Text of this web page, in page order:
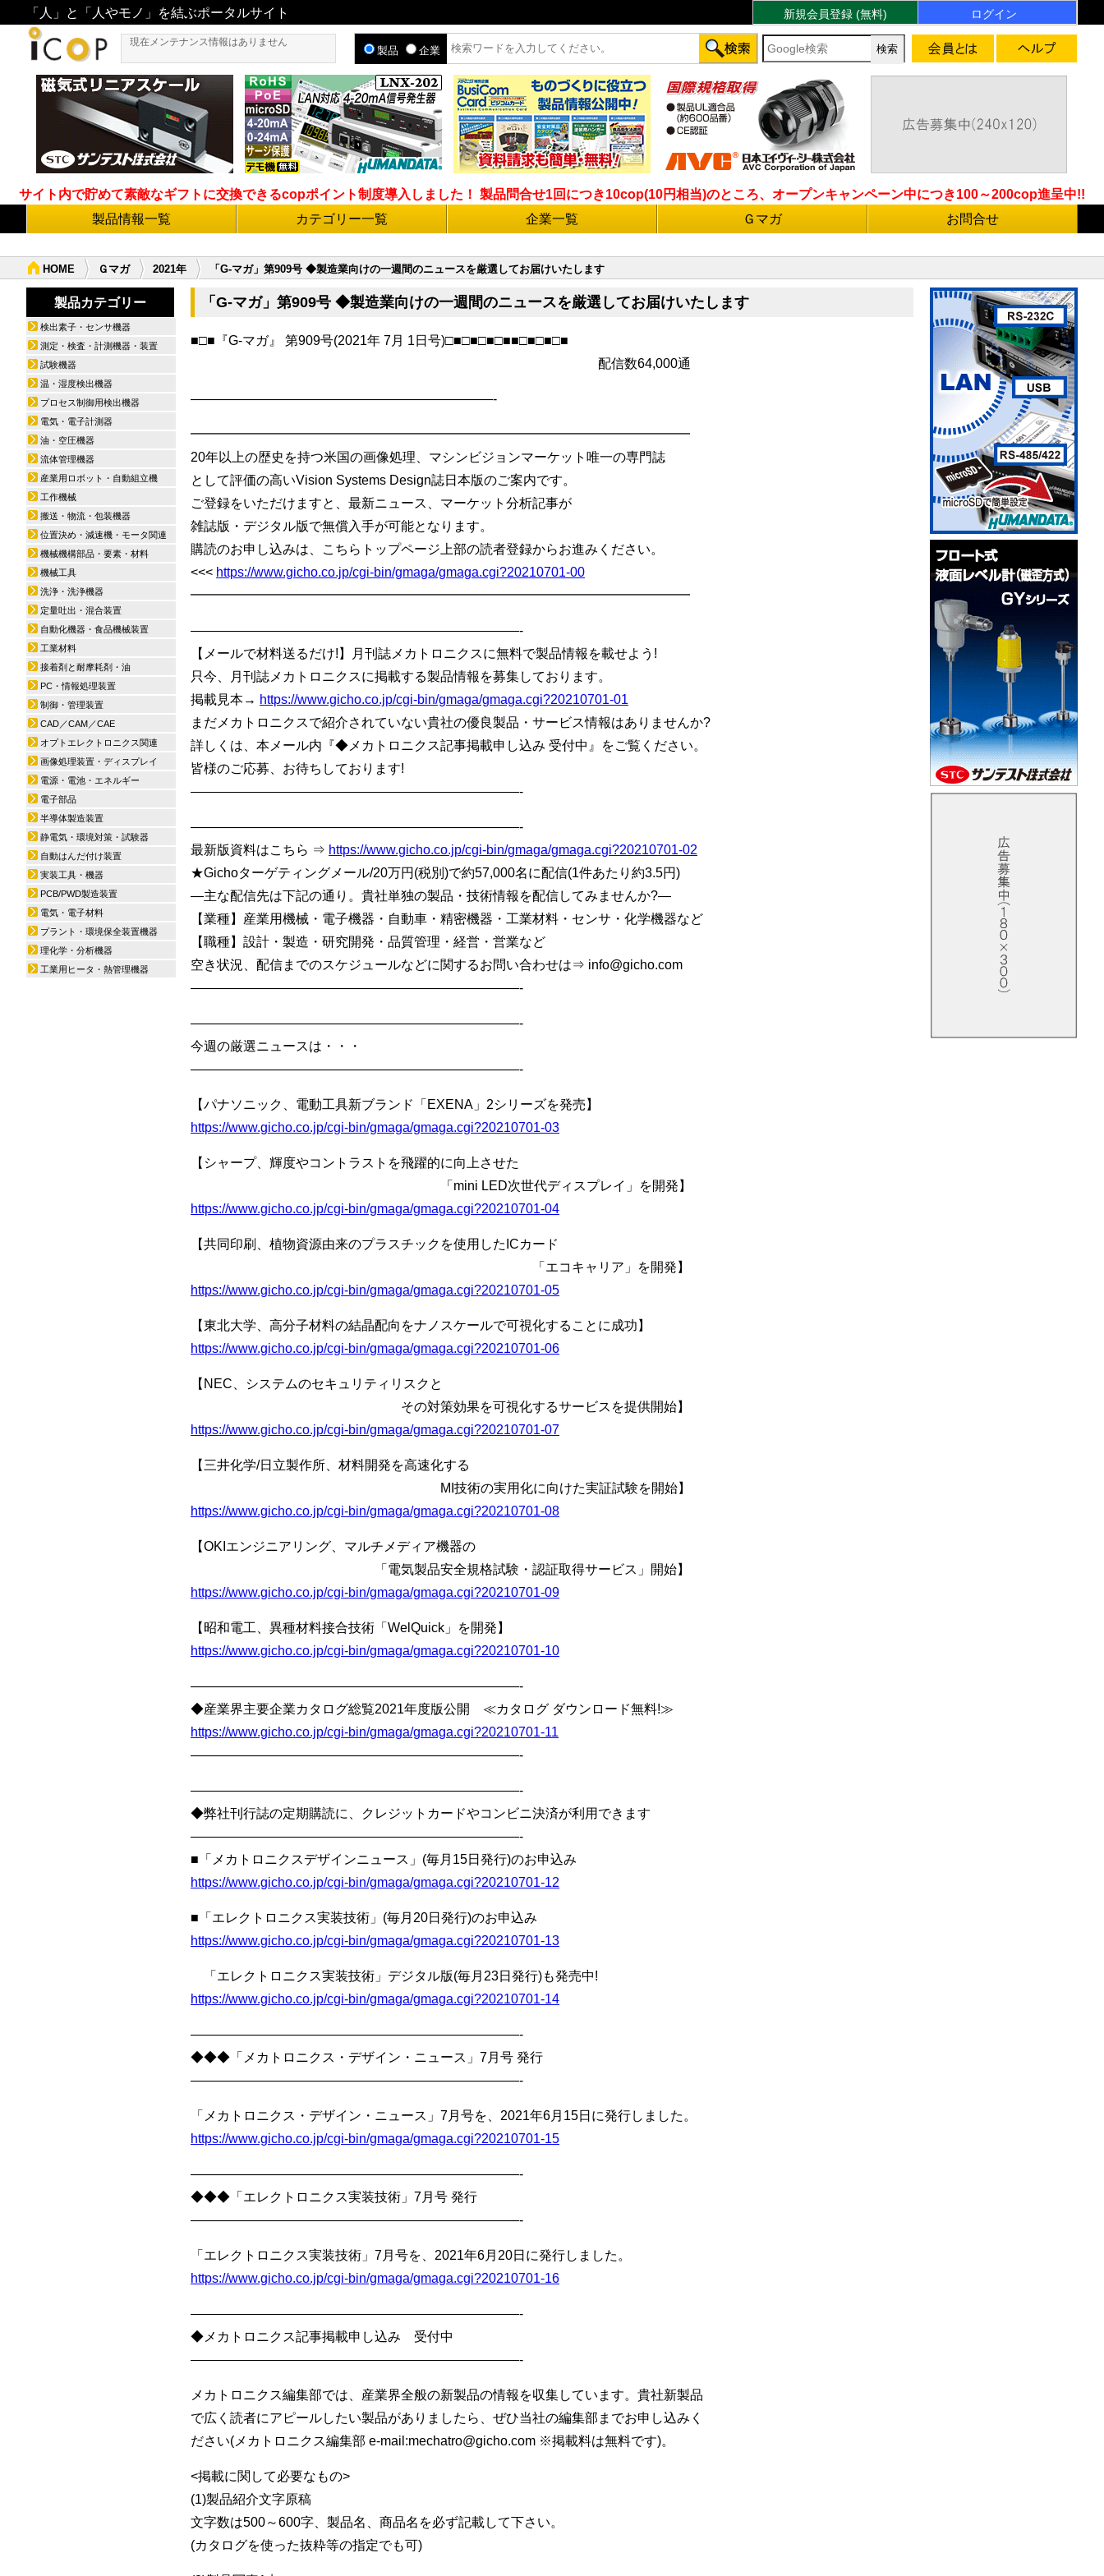
「人」と「人やモノ」を結ぶポータルサイト ログイン
新規会員登録 (無料)
現在メンテナンス情報はありません
製品 企業
サイト内で貯めて素敵なギフトに交換できるcopポイント制度導入しました！ 製品問合せ1回につき10cop(10円相当)のところ、オープンキャンペーン中につき100～200cop進呈中!!
製品情報一覧
カテゴリー一覧 企業一覧 Ｇマガ お問合せ
HOME Ｇマガ 2021年 「G-マガ」第909号 ◆製造業向けの一週間のニュースを厳選してお届けいたします
「G-マガ」第909号 ◆製造業向けの一週間のニュースを厳選してお届けいたします
■□■『G-マガ』 第909号(2021年 7月 1日号)□■□■□■□■■□■□■□■
配信数64,000通
———————————————————————-
━━━━━━━━━━━━━━━━━━━━━━━━━━━━━━━━━━━━━━
20年以上の歴史を持つ米国の画像処理、マシンビジョンマーケット唯一の専門誌
として評価の高いVision Systems Design誌日本版のご案内です。
ご登録をいただけますと、最新ニュース、マーケット分析記事が
雑誌版・デジタル版で無償入手が可能となります。
購読のお申し込みは、こちらトップページ上部の読者登録からお進みください。
<<< https://www.gicho.co.jp/cgi-bin/gmaga/gmaga.cgi?20210701-00
━━━━━━━━━━━━━━━━━━━━━━━━━━━━━━━━━━━━━━
—————————————————————————-
【メールで材料送るだけ!】月刊誌メカトロニクスに無料で製品情報を載せよう!
只今、月刊誌メカトロニクスに掲載する製品情報を募集しております。
掲載見本→ https://www.gicho.co.jp/cgi-bin/gmaga/gmaga.cgi?20210701-01
まだメカトロニクスで紹介されていない貴社の優良製品・サービス情報はありませんか?
詳しくは、本メール内『◆メカトロニクス記事掲載申し込み 受付中』をご覧ください。
皆様のご応募、お待ちしております!
—————————————————————————-
—————————————————————————-
最新版資料はこちら ⇒ https://www.gicho.co.jp/cgi-bin/gmaga/gmaga.cgi?20210701-02
★Gichoターゲティングメール/20万円(税別)で約57,000名に配信(1件あたり約3.5円)
—主な配信先は下記の通り。貴社単独の製品・技術情報を配信してみませんか?—
【業種】産業用機械・電子機器・自動車・精密機器・工業材料・センサ・化学機器など
【職種】設計・製造・研究開発・品質管理・経営・営業など
空き状況、配信までのスケジュールなどに関するお問い合わせは⇒ info@gicho.com
—————————————————————————-
—————————————————————————-
今週の厳選ニュースは・・・
—————————————————————————-
【パナソニック、電動工具新ブランド「EXENA」2シリーズを発売】
https://www.gicho.co.jp/cgi-bin/gmaga/gmaga.cgi?20210701-03
【シャープ、輝度やコントラストを飛躍的に向上させた
「mini LED次世代ディスプレイ」を開発】
https://www.gicho.co.jp/cgi-bin/gmaga/gmaga.cgi?20210701-04
【共同印刷、植物資源由来のプラスチックを使用したICカード
「エコキャリア」を開発】
https://www.gicho.co.jp/cgi-bin/gmaga/gmaga.cgi?20210701-05
【東北大学、高分子材料の結晶配向をナノスケールで可視化することに成功】
https://www.gicho.co.jp/cgi-bin/gmaga/gmaga.cgi?20210701-06
【NEC、システムのセキュリティリスクと
その対策効果を可視化するサービスを提供開始】
https://www.gicho.co.jp/cgi-bin/gmaga/gmaga.cgi?20210701-07
【三井化学/日立製作所、材料開発を高速化する
MI技術の実用化に向けた実証試験を開始】
https://www.gicho.co.jp/cgi-bin/gmaga/gmaga.cgi?20210701-08
【OKIエンジニアリング、マルチメディア機器の
「電気製品安全規格試験・認証取得サービス」開始】
https://www.gicho.co.jp/cgi-bin/gmaga/gmaga.cgi?20210701-09
【昭和電工、異種材料接合技術「WelQuick」を開発】
https://www.gicho.co.jp/cgi-bin/gmaga/gmaga.cgi?20210701-10
—————————————————————————-
◆産業界主要企業カタログ総覧2021年度版公開 ≪カタログ ダウンロード無料!≫
https://www.gicho.co.jp/cgi-bin/gmaga/gmaga.cgi?20210701-11
—————————————————————————-
—————————————————————————-
◆弊社刊行誌の定期購読に、クレジットカードやコンビニ決済が利用できます
—————————————————————————-
■「メカトロニクスデザインニュース」(毎月15日発行)のお申込み
https://www.gicho.co.jp/cgi-bin/gmaga/gmaga.cgi?20210701-12
■「エレクトロニクス実装技術」(毎月20日発行)のお申込み
https://www.gicho.co.jp/cgi-bin/gmaga/gmaga.cgi?20210701-13
「エレクトロニクス実装技術」デジタル版(毎月23日発行)も発売中!
https://www.gicho.co.jp/cgi-bin/gmaga/gmaga.cgi?20210701-14
—————————————————————————-
◆◆◆「メカトロニクス・デザイン・ニュース」7月号 発行
—————————————————————————-
「メカトロニクス・デザイン・ニュース」7月号を、2021年6月15日に発行しました。
https://www.gicho.co.jp/cgi-bin/gmaga/gmaga.cgi?20210701-15
—————————————————————————-
◆◆◆「エレクトロニクス実装技術」7月号 発行
—————————————————————————-
「エレクトロニクス実装技術」7月号を、2021年6月20日に発行しました。
https://www.gicho.co.jp/cgi-bin/gmaga/gmaga.cgi?20210701-16
—————————————————————————-
◆メカトロニクス記事掲載申し込み 受付中
—————————————————————————-
メカトロニクス編集部では、産業界全般の新製品の情報を収集しています。貴社新製品
で広く読者にアピールしたい製品がありましたら、ぜひ当社の編集部までお申し込みく
ださい(メカトロニクス編集部 e-mail:mechatro@gicho.com ※掲載料は無料です)。
<掲載に関して必要なもの>
(1)製品紹介文字原稿
文字数は500～600字、製品名、商品名を必ず記載して下さい。
(カタログを使った抜粋等の指定でも可)
製品カテゴリー
検出素子・センサ機器
測定・検査・計測機器・装置
試験機器
温・湿度検出機器
プロセス制御用検出機器
電気・電子計測器
油・空圧機器
流体管理機器
産業用ロボット・自動組立機
工作機械
搬送・物流・包装機器
位置決め・減速機・モータ関連
機械機構部品・要素・材料
機械工具
洗浄・洗浄機器
定量吐出・混合装置
自動化機器・食品機械装置
工業材料
接着剤と耐摩耗剤・油
PC・情報処理装置
制御・管理装置
CAD／CAM／CAE
オプトエレクトロニクス関連
画像処理装置・ディスプレイ
電源・電池・エネルギー
電子部品
半導体製造装置
静電気・環境対策・試験器
自動はんだ付け装置
実装工具・機器
PCB/PWD製造装置
電気・電子材料
プラント・環境保全装置機器
理化学・分析機器
工業用ヒータ・熱管理機器